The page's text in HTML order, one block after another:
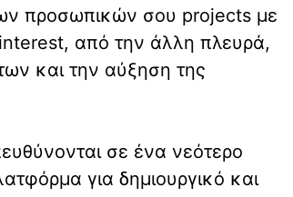
προσωπικών σου projects με
από την άλλη πλευρά,
και την αύξηση της
σε ένα νεότερο
για δημιουργικό και